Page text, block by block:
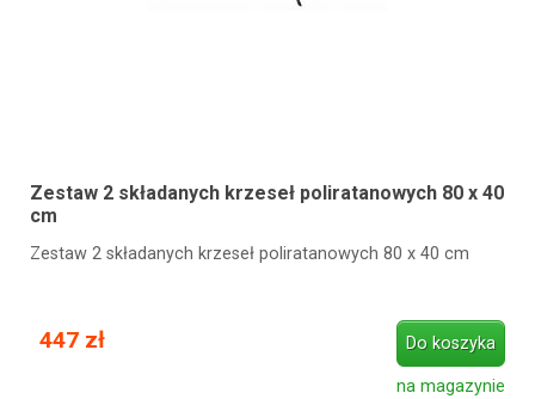
Zestaw 2 składanych krzeseł poliratanowych 80 x 40
cm
Zestaw 2 składanych krzeseł poliratanowych 80 x 40 cm
447 zł Do koszyka
na magazynie